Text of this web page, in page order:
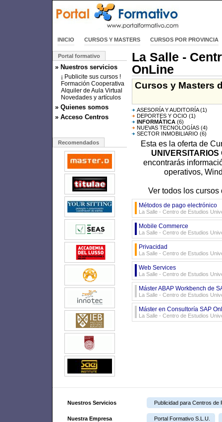
INICIO CURSOS Y MASTERS CURSOS POR PROVINCIA
Portal formativo
» Nuestros servicios
¡ Publicite sus cursos !
Formación Cooperativa
Alquiler de Aula Virtual
Novedades y artículos
» Quienes somos
» Acceso Centros
Recomendados
La Salle -
OnLine
Cursos y Masters
ASESORÍA Y AUDITORÍA(1)
DEPORTES Y OCIO (1)
INFORMÁTICA (6)
NUEVAS TECNOLOGÍAS (4)
SECTOR INMOBILIARIO (6)
Esta es la oferta de
UNIVERSITARIOS
encontrarás
operativos,
Ver todos los
Métodos de pago electrónico
La Salle - Centro de Estudios
Mobile Commerce
La Salle - Centro de Estudios
Privacidad
La Salle - Centro de Estudios
Web Services
La Salle - Centro de Estudios
Máster ABAP Workbench de
La Salle - Centro de Estudios
Máster en Consultoría SAP
La Salle - Centro de Estudios
Nuestros Servicios Publicidad para Centros de
Nuestra Empresa Portal Formativo S.L.U.